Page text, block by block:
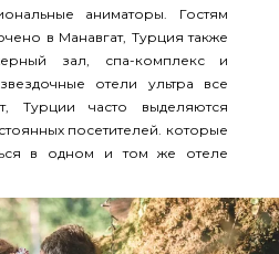
аниматоры. Гостям
в Манавгат, Турция также
зал, спа-комплекс и
отели ультра все
Турции часто выделяются
посетителей. которые
в одном и том же отеле